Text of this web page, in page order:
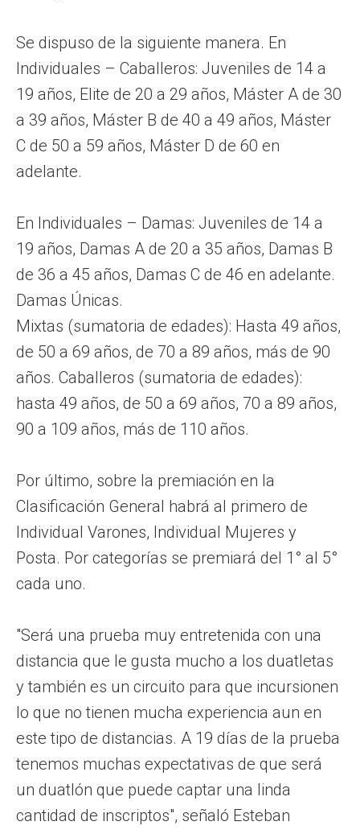
Se dispuso de la siguiente manera. En
Individuales – Caballeros: Juveniles de 14 a
19 años, Elite de 20 a 29 años, Máster A de 30
a 39 años, Máster B de 40 a 49 años, Máster
C de 50 a 59 años, Máster D de 60 en
adelante.
En Individuales – Damas: Juveniles de 14 a
19 años, Damas A de 20 a 35 años, Damas B
de 36 a 45 años, Damas C de 46 en adelante.
Damas Únicas.
Mixtas (sumatoria de edades): Hasta 49 años,
de 50 a 69 años, de 70 a 89 años, más de 90
años. Caballeros (sumatoria de edades):
hasta 49 años, de 50 a 69 años, 70 a 89 años,
90 a 109 años, más de 110 años.
Por último, sobre la premiación en la
Clasificación General habrá al primero de
Individual Varones, Individual Mujeres y
Posta. Por categorías se premiará del 1° al 5°
cada uno.
"Será una prueba muy entretenida con una
distancia que le gusta mucho a los duatletas
y también es un circuito para que incursionen
lo que no tienen mucha experiencia aun en
este tipo de distancias. A 19 días de la prueba
tenemos muchas expectativas de que será
un duatlón que puede captar una linda
cantidad de inscriptos", señaló Esteban